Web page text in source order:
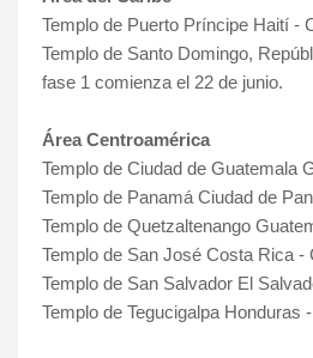
Templo de Puerto Príncipe Haití -
Templo de Santo Domingo,
fase 1 comienza el 22 de junio.
Área Centroamérica
Templo de Ciudad de Guatemala
Templo de Panamá Ciudad de
Templo de Quetzaltenango
Templo de San José Costa Rica -
Templo de San Salvador El
Templo de Tegucigalpa Honduras